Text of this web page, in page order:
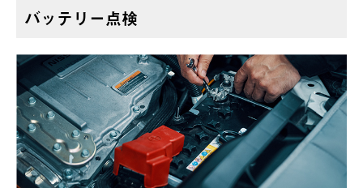
バッテリー点検